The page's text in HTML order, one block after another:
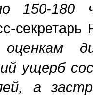
150-180
ущерб
а